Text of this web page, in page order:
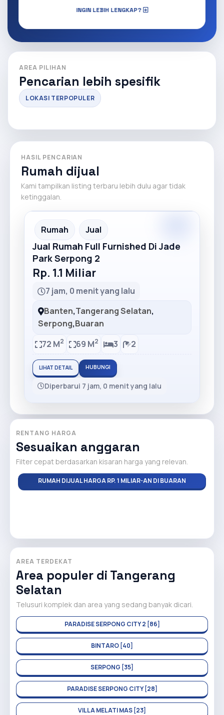
INGIN LEBIH LENGKAP?
AREA PILIHAN
Pencarian lebih spesifik
LOKASI TERPOPULER
HASIL PENCARIAN
Rumah dijual
Kami tampilkan listing terbaru lebih dulu agar tidak
ketinggalan.
Recommended
Rumah Jual
Jual Rumah Full Furnished Di Jade
Park Serpong 2
Rp. 1.1 Miliar
7 jam, 0 menit yang lalu
Banten,Tangerang Selatan,
Serpong,Buaran
72 M2 69 M2 3 2
LIHAT DETAIL HUBUNGI
Diperbarui 7 jam, 0 menit yang lalu
RENTANG HARGA
Sesuaikan anggaran
Filter cepat berdasarkan kisaran harga yang relevan.
RUMAH DIJUAL HARGA RP. 1 MILIAR-AN DI BUARAN
AREA TERDEKAT
Area populer di Tangerang
Selatan
Telusuri komplek dan area yang sedang banyak dicari.
PARADISE SERPONG CITY 2 [86]
BINTARO [40]
SERPONG [35]
PARADISE SERPONG CITY [28]
VILLA MELATI MAS [23]